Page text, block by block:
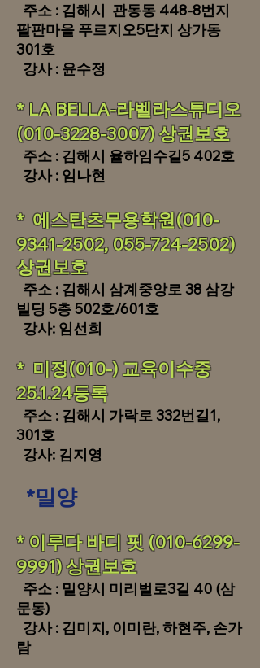
주소 : 김해시 관동동 448-8번지
팔판마을 푸르지오5단지 상가동
301호
강사 : 윤수정
​​* LA BELLA-라벨라스튜디오
(010-3228-3007) 상권보호
주소 : 김해시 율하임수길5 402호
강사 : 임나현
* 에스탄츠무용학원(010-
9341-2502,055-724-2502)
상권보호
주소 : 김해시 삼계중앙로 38 삼강
빌딩 5층 502호/601호
강사: 임선희
* 미정(010-) 교육이수중
25.1.24등록
주소 : 김해시 가락로 332번길1,
301호
강사: 김지영
*밀양
​​* 이루다 바디 핏 (010-6299-
9991) 상권보호
주소 : 밀양시 미리벌로3길 40 (삼
문동)
강사 : 김미지, 이미란, 하현주, 손가
람